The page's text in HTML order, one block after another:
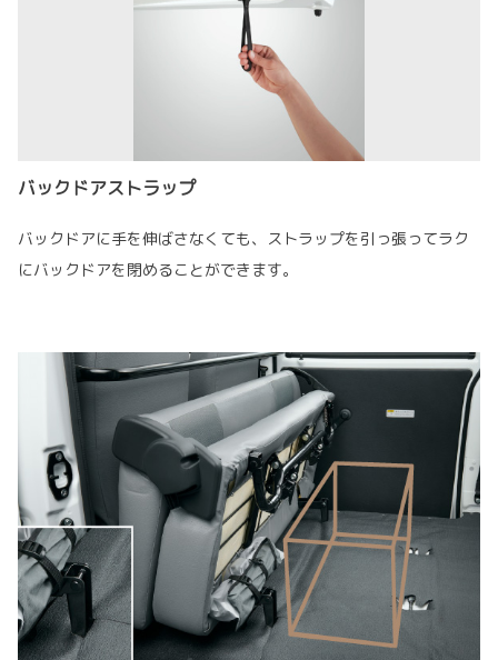
バックドアストラップ
バックドアに手を伸ばさなくても、ストラップを引っ張ってラク
にバックドアを閉めることができます。